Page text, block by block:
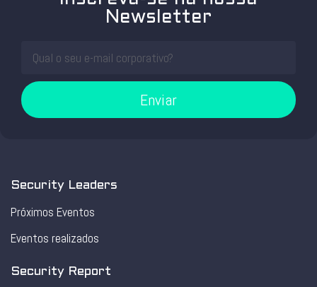
Newsletter
Enviar
Security Leaders
Próximos Eventos
Eventos realizados
Security Report